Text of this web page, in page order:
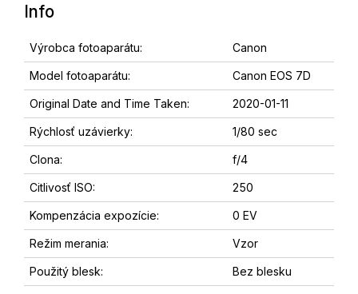
Info
Výrobca fotoaparátu: Canon
Model fotoaparátu: Canon EOS 7D
Original Date and Time Taken: 2020-01-11
Rýchlosť uzávierky: 1/80 sec
Clona: f/4
Citlivosť ISO: 250
Kompenzácia expozície: 0 EV
Režim merania: Vzor
Použitý blesk: Bez blesku